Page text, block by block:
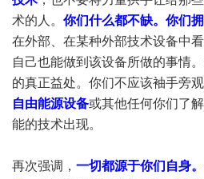
术的人。 你们什么都不缺。你们
在外部、在某种外部技术设备中
自己也能做到该设备所做的事情
的真正益处。你们不应该袖手旁
自由能源设备或其他任何你们了
能的技术出现。
再次强调， 一切都源于你们自身